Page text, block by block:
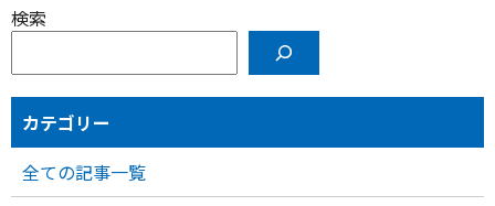
検索
カテゴリー
全ての記事一覧